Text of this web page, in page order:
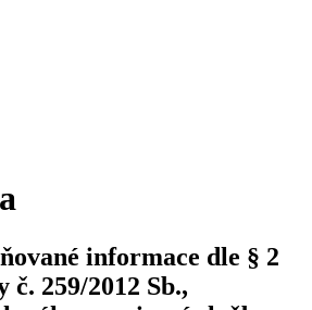
informace dle § 2
č. 259/2012 Sb.,